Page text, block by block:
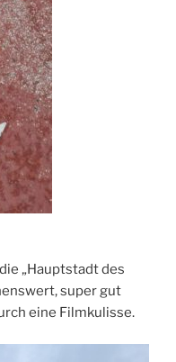
„Hauptstadt des
super gut
eine Filmkulisse.